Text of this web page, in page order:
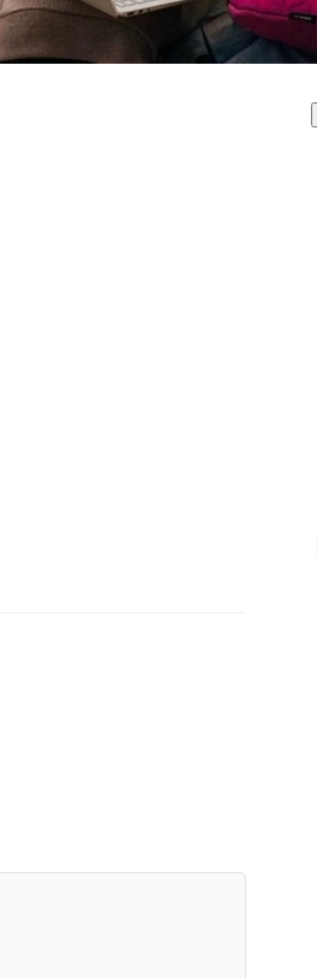
い。代表神薗が「自分
とにかける想い。